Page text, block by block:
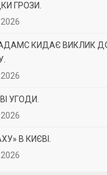
ГРОЗИ.
КИДАЄ ВИКЛИК
УГОДИ.
В КИЄВІ.